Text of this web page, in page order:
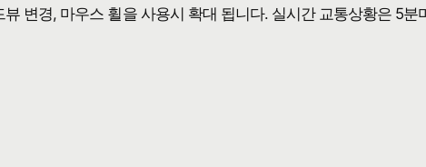
변경, 마우스 휠을 사용시 확대 됩니다. 실시간 교통상황은 5분